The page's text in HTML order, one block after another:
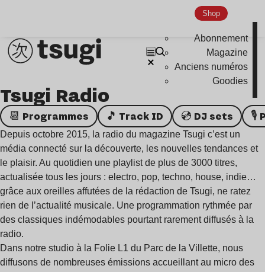
Shop
Abonnement
Magazine
Anciens numéros
Goodies
Tsugi Radio
📆 Programmes 🎵 Track ID 💿 DJ sets
Depuis octobre 2015, la radio du magazine Tsugi c’est un
média connecté sur la découverte, les nouvelles tendances et
le plaisir. Au quotidien une playlist de plus de 3000 titres,
actualisée tous les jours : electro, pop, techno, house, indie…
grâce aux oreilles affutées de la rédaction de Tsugi, ne ratez
rien de l’actualité musicale. Une programmation rythmée par
des classiques indémodables pourtant rarement diffusés à la
radio.
Dans notre studio à la Folie L1 du Parc de la Villette, nous
diffusons de nombreuses émissions accueillant au micro des